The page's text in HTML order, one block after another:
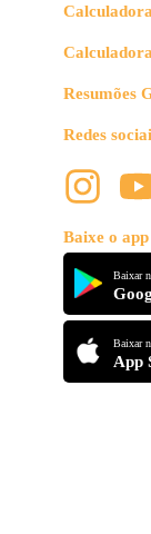
Resumões
Redes
Baixe o
Baixar
Baixar
App